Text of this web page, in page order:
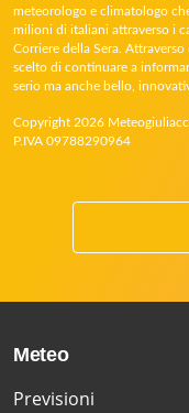
meteorologo e climatologo
milioni di italiani attraverso i
Corriere della Sera.
scelto di continuare a
serio ma anche bello,
Copyright 2026
P.IVA 09788290964
Meteo
Previsioni